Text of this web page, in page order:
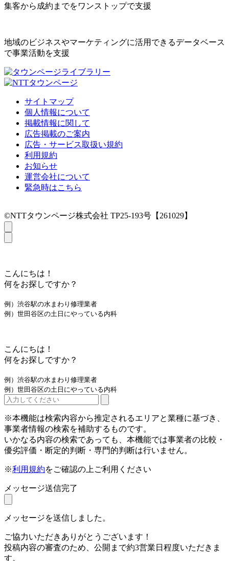
集客から成約までをワンストップで支援
地域のビジネスやマーケティングに活用できるデータベース
で事業活動を支援
サイトマップ
個人情報について
掲載情報に関して
広告掲載のご案内
広告・サービス取扱い規約
利用規約
お知らせ
運営会社について
緊急時はこちら
©NTTタウンページ株式会社 TP25-193号【261029】
こんにちは！
何をお探しですか？
例）渋谷駅の水まわり修理業者
例）世田谷区の土日にやっている内科
こんにちは！
何をお探しですか？
例）渋谷駅の水まわり修理業者
例）世田谷区の土日にやっている内科
※本機能は検索内容から推定されるエリアと業種に基づき、
事業者情報の検索を補助するものです。
いかなる内容の検索であっても、本機能では事業者の比較・
優劣評価・断定的判断・専門的判断は行いません。
※利用規約をご確認の上ご利用ください
メッセージ送信完了
メッセージを送信しました。
ご協力いただきありがとうございます！
投稿内容の審査のため、公開まで約3営業日程度いただきま
す。